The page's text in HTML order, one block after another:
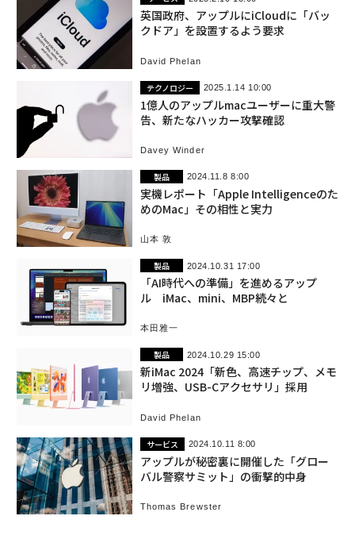
英国政府、アップルにiCloudに「バッ
クドア」を設置するよう要求
David Phelan
テクノロジー 2025.1.14 10:00
1億人のアップルmacユーザーに重大警
告、新たなハッカー攻撃確認
Davey Winder
製品 2024.11.8 8:00
実機レポート「Apple Intelligenceのた
めのMac」その相性と実力
山本 敦
製品 2024.10.31 17:00
「AI時代への準備」を進めるアップ
ル iMac、mini、MBP続々と
本田雅一
製品 2024.10.29 15:00
新iMac 2024「新色、高速チップ、メモ
リ増強、USB-Cアクセサリ」採用
David Phelan
サービス 2024.10.11 8:00
アップルが秘密裏に開催した「グロー
バル警察サミット」の衝撃的中身
Thomas Brewster